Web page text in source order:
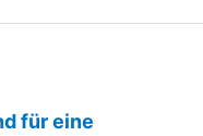
für eine